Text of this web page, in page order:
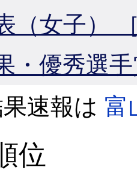
（女子）
・優秀選
果速報は 富
位